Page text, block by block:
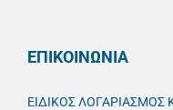
ΕΠΙΚΟΙΝΩΝΙΑ
ΕΙΔΙΚΟΣ